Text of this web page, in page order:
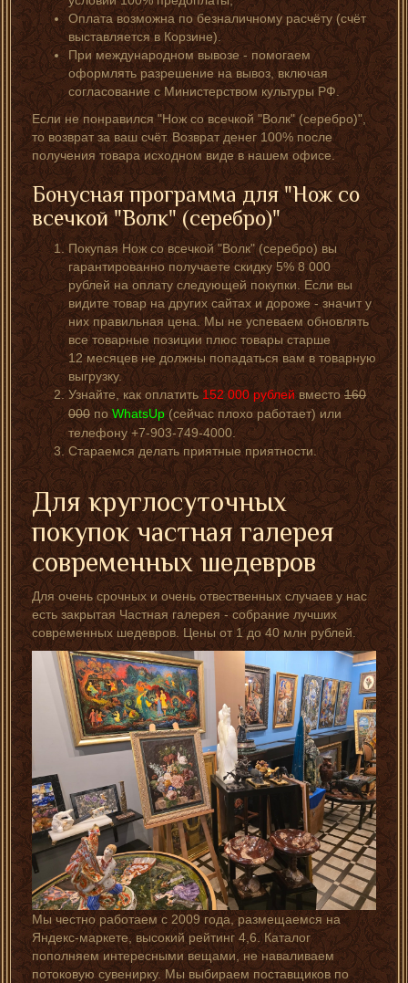
Оплата возможна по безналичному расчёту (счёт
выставляется в Корзине).
При международном вывозе - помогаем
оформлять разрешение на вывоз, включая
согласование с Министерством культуры РФ.
Если не понравился "Нож со всечкой "Волк" (серебро)",
то возврат за ваш счёт. Возврат денег 100% после
получения товара исходном виде в нашем офисе.
Бонусная программа для "Нож со
всечкой "Волк" (серебро)"
Покупая Нож со всечкой "Волк" (серебро) вы
гарантированно получаете скидку 5% 8 000
рублей на оплату следующей покупки. Если вы
видите товар на других сайтах и дороже - значит у
них правильная цена. Мы не успеваем обновлять
все товарные позиции плюс товары старше
12 месяцев не должны попадаться вам в товарную
выгрузку.
Узнайте, как оплатить152 000 рублейвместо160
000 поWhatsUp (сейчас плохо работает) или
телефону +7-903-749-4000.
Стараемся делать приятные приятности.
Для круглосуточных
покупок частная галерея
современных шедевров
Для очень срочных и очень отвественных случаев у нас
есть закрытая Частная галерея - собрание лучших
современных шедевров. Цены от 1 до 40 млн рублей.
Мы честно работаем с 2009 года, размещаемся на
Яндекс-маркете, высокий рейтинг 4,6. Каталог
пополняем интересными вещами, не наваливаем
потоковую сувенирку. Мы выбираем поставщиков по